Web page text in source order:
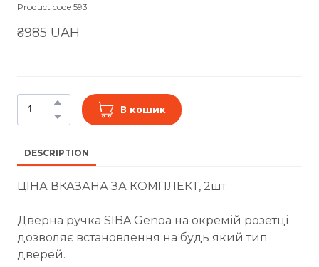
Product code 593
₴985 UAH
В кошик
DESCRIPTION
ЦІНА ВКАЗАНА ЗА КОМПЛЕКТ, 2шт
Дверна ручка SIBA Genoa на окремій розетці
дозволяє встановлення на будь який тип
дверей.